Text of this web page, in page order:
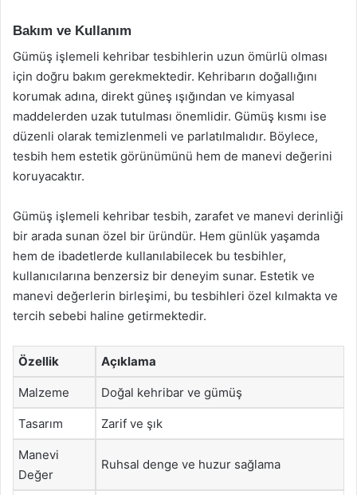
Bakım ve Kullanım
Gümüş işlemeli kehribar tesbihlerin uzun ömürlü olması
için doğru bakım gerekmektedir. Kehribarın doğallığını
korumak adına, direkt güneş ışığından ve kimyasal
maddelerden uzak tutulması önemlidir. Gümüş kısmı ise
düzenli olarak temizlenmeli ve parlatılmalıdır. Böylece,
tesbih hem estetik görünümünü hem de manevi değerini
koruyacaktır.
Gümüş işlemeli kehribar tesbih, zarafet ve manevi derinliği
bir arada sunan özel bir üründür. Hem günlük yaşamda
hem de ibadetlerde kullanılabilecek bu tesbihler,
kullanıcılarına benzersiz bir deneyim sunar. Estetik ve
manevi değerlerin birleşimi, bu tesbihleri özel kılmakta ve
tercih sebebi haline getirmektedir.
Özellik Açıklama
Malzeme Doğal kehribar ve gümüş
Tasarım Zarif ve şık
Manevi
Değer
Ruhsal denge ve huzur sağlama